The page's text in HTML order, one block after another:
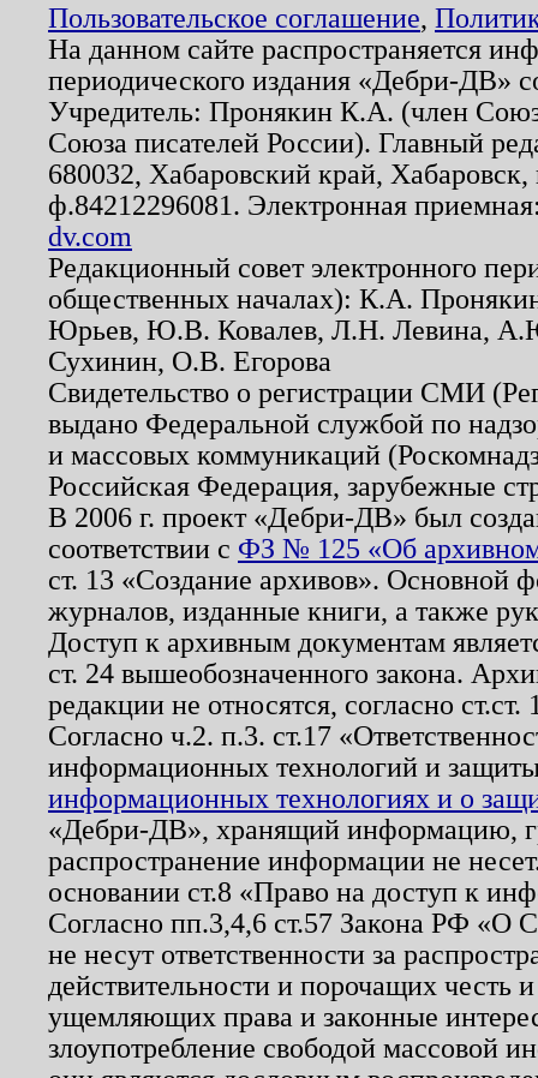
Пользовательское соглашение,
На данном сайте распространяется
периодического издания «Дебри-ДВ»
Учредитель: Пронякин К.А. (член
Союза писателей России). Главный
680032, Хабаровский край,
ф.84212296081. Электронная
dv.com
Редакционный совет электронного
общественных началах): К.А.
Юрьев, Ю.В. Ковалев, Л.Н. Левина,
Сухинин, О.В. Егорова
Свидетельство о регистрации СМИ
выдано Федеральной службой по
и массовых коммуникаций
Российская Федерация, зарубежные
В 2006 г. проект «Дебри-ДВ» был
соответствии с ФЗ № 125 «Об
ст. 13 «Создание архивов». Основной
журналов, изданные книги, а также
Доступ к архивным документам
ст. 24 вышеобозначенного закона.
редакции не относятся, согласно
Согласно ч.2. п.3. ст.17
информационных технологий и
информационных технологиях и о
«Дебри-ДВ», хранящий информацию,
распространение информации не
основании ст.8 «Право на доступ к
Согласно пп.3,4,6 ст.57 Закона РФ «О
не несут ответственности за
действительности и порочащих честь
ущемляющих права и законные
злоупотребление свободой массовой